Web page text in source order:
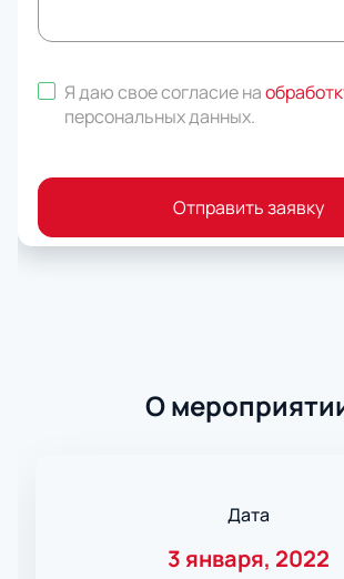
Я даю свое согласие на
персональных данных.
Отправить заявку
О
Дата
3 января, 2022